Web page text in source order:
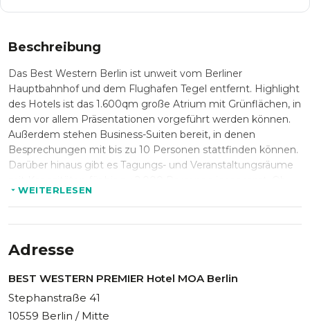
Beschreibung
Das Best Western Berlin ist unweit vom Berliner
Hauptbahnhof und dem Flughafen Tegel entfernt. Highlight
des Hotels ist das 1.600qm große Atrium mit Grünflächen, in
dem vor allem Präsentationen vorgeführt werden können.
Außerdem stehen Business-Suiten bereit, in denen
Besprechungen mit bis zu 10 Personen stattfinden können.
Darüber hinaus gibt es Tagungs- und Veranstaltungsräume
Seminare, Tagungen, Präsentationen, Schulungen oder
private Gespräche, im Best Western Berlin kann man
jegliche Events problemlos organisieren und durchführen!
WEITERLESEN
Adresse
BEST WESTERN PREMIER Hotel MOA Berlin
Stephanstraße 41
10559 Berlin / Mitte